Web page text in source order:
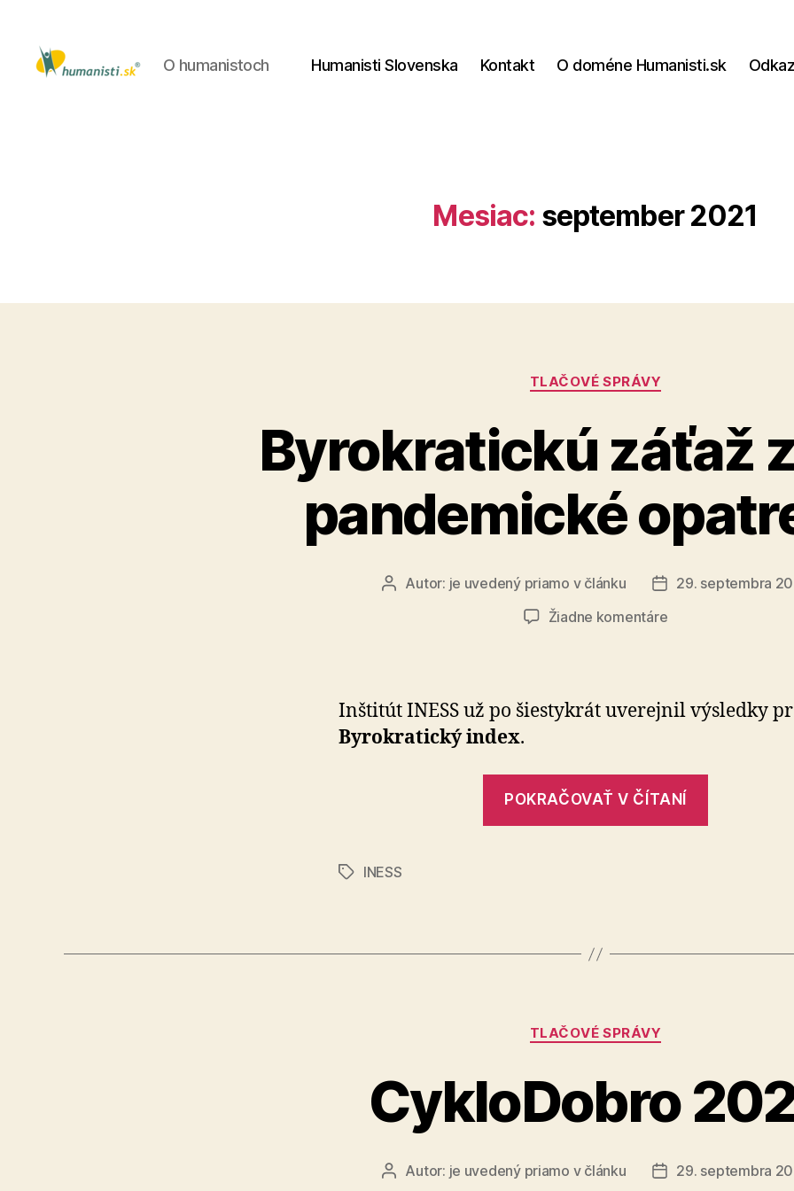
O humanistoch Humanisti Slovenska Kontakt O doméne Humanisti.sk
Mesiac: september 2021
Kategórie
TLAČOVÉ SPRÁVY
Byrokratickú záťaž
pandemické
AutorAutor: je uvedený priamo v článku
Dátum
29. septembra
Žiadne komentárena
pandemické
opatrenia
Inštitút INESS už po šiestykrát uverejnil výsledky
Byrokratický index.
POKRAČOVAŤ V ČÍTANÍ
Značky
INESS
Kategórie
TLAČOVÉ SPRÁVY
CykloDobro
AutorAutor: je uvedený priamo v článku
Dátum
29. septembra